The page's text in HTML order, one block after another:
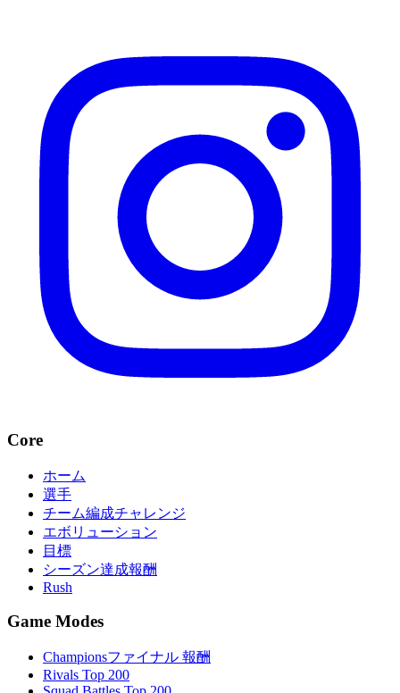
Core
ホーム
選手
チーム編成チャレンジ
エボリューション
目標
シーズン達成報酬
Rush
Game Modes
Championsファイナル 報酬
Rivals Top 200